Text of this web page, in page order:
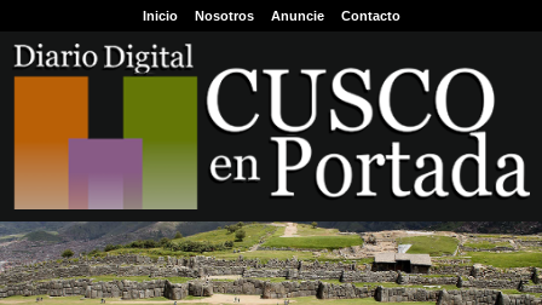
Inicio Nosotros Anuncie Contacto